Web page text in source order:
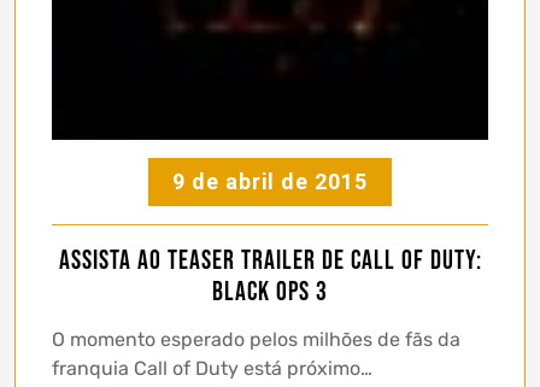
9 de abril de 2015
Assista ao teaser trailer de Call of Duty:
Black Ops 3
O momento esperado pelos milhões de fãs da
franquia Call of Duty está próximo…